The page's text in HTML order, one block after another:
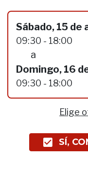
Sábado, 15
09:30 - 18:00
a
Domingo, 16
09:30 - 18:00
Elige
SÍ,